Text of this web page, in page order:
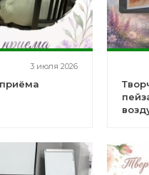
3 июля 2026